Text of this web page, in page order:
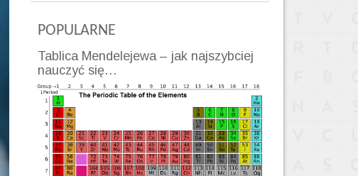
POPULARNE
Tablica Mendelejewa – jak najszybciej
nauczyć się…